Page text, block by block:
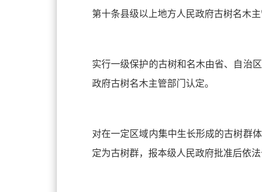
第十条县级以上地方人民政府古树名木
实行一级保护的古树和名木由省、自治
政府古树名木主管部门认定。
对在一定区域内集中生长形成的古树群
定为古树群，报本级人民政府批准后依法